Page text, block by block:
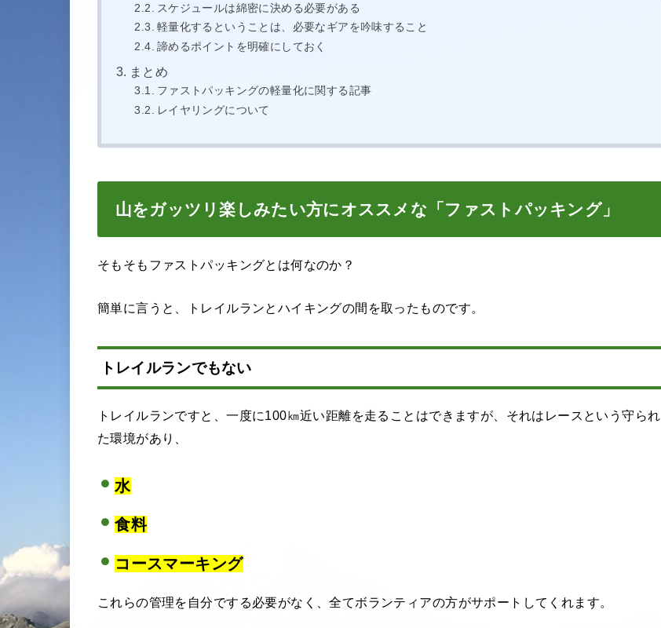
スケジュールは綿密に決める必要がある
軽量化するということは、必要なギアを吟味すること
諦めるポイントを明確にしておく
まとめ
ファストパッキングの軽量化に関する記事
レイヤリングについて
山をガッツリ楽しみたい方にオススメな「ファストパッキング」
そもそもファストパッキングとは何なのか？
簡単に言うと、トレイルランとハイキングの間を取ったものです。
トレイルランでもない
トレイルランですと、一度に100㎞近い距離を走ることはできますが、それはレースという守られ
た環境があり、
水
食料
コースマーキング
これらの管理を自分でする必要がなく、全てボランティアの方がサポートしてくれます。